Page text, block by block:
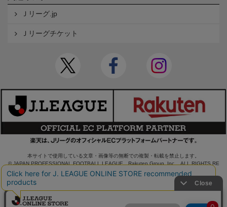
Ｊリーグ.jp
Ｊリーグチケット
本サイトで使用している文章・画像等の無断での複製・転載を禁止します。
© JAPAN PROFESSIONAL FOOTBALL LEAGUE Rakuten Group, Inc. ALL RIGHTS RE
SERVED.